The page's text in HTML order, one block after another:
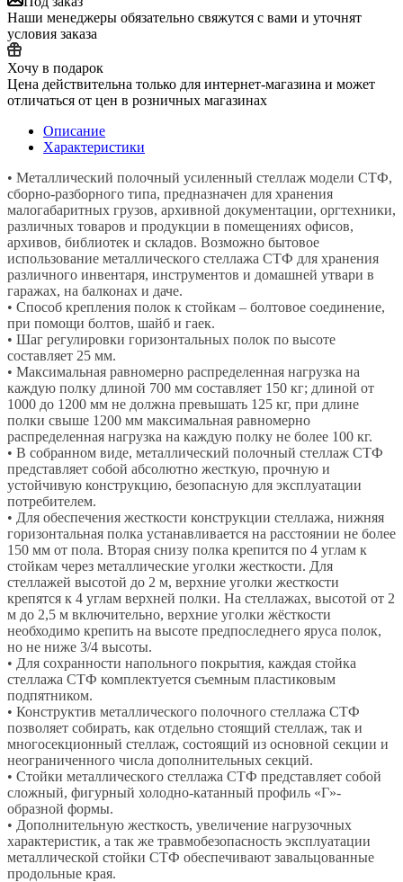
Наши менеджеры обязательно свяжутся с вами и уточнят
условия заказа
Хочу в подарок
Цена действительна только для интернет-магазина и может
отличаться от цен в розничных магазинах
Описание
Характеристики
• Металлический полочный усиленный стеллаж модели СТФ,
сборно-разборного типа, предназначен для хранения
малогабаритных грузов, архивной документации, оргтехники,
различных товаров и продукции в помещениях офисов,
архивов, библиотек и складов. Возможно бытовое
использование металлического стеллажа СТФ для хранения
различного инвентаря, инструментов и домашней утвари в
гаражах, на балконах и даче.
• Способ крепления полок к стойкам – болтовое соединение,
при помощи болтов, шайб и гаек.
• Шаг регулировки горизонтальных полок по высоте
составляет 25 мм.
• Максимальная равномерно распределенная нагрузка на
каждую полку длиной 700 мм составляет 150 кг; длиной от
1000 до 1200 мм не должна превышать 125 кг, при длине
полки свыше 1200 мм максимальная равномерно
распределенная нагрузка на каждую полку не более 100 кг.
• В собранном виде, металлический полочный стеллаж СТФ
представляет собой абсолютно жесткую, прочную и
устойчивую конструкцию, безопасную для эксплуатации
потребителем.
• Для обеспечения жесткости конструкции стеллажа, нижняя
горизонтальная полка устанавливается на расстоянии не более
150 мм от пола. Вторая снизу полка крепится по 4 углам к
стойкам через металлические уголки жесткости. Для
стеллажей высотой до 2 м, верхние уголки жесткости
крепятся к 4 углам верхней полки. На стеллажах, высотой от 2
м до 2,5 м включительно, верхние уголки жёсткости
необходимо крепить на высоте предпоследнего яруса полок,
но не ниже 3/4 высоты.
• Для сохранности напольного покрытия, каждая стойка
стеллажа СТФ комплектуется съемным пластиковым
подпятником.
• Конструктив металлического полочного стеллажа СТФ
позволяет собирать, как отдельно стоящий стеллаж, так и
многосекционный стеллаж, состоящий из основной секции и
неограниченного числа дополнительных секций.
• Стойки металлического стеллажа СТФ представляет собой
сложный, фигурный холодно-катанный профиль «Г»-
образной формы.
• Дополнительную жесткость, увеличение нагрузочных
характеристик, а так же травмобезопасность эксплуатации
металлической стойки СТФ обеспечивают завальцованные
продольные края.